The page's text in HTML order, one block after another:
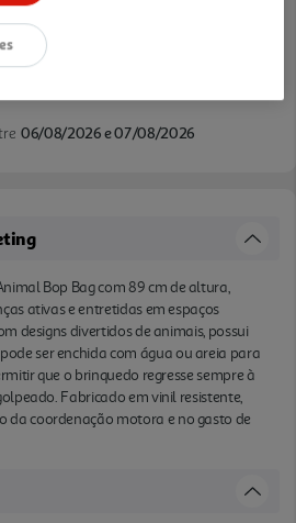
06/08/2026 e 07/08/2026
Bop Bag com 89 cm de altura,
ativas e entretidas em espaços
designs divertidos de animais, possui
ser enchida com água ou areia para
que o brinquedo regresse sempre à
Fabricado em vinil resistente,
da coordenação motora e no gasto de